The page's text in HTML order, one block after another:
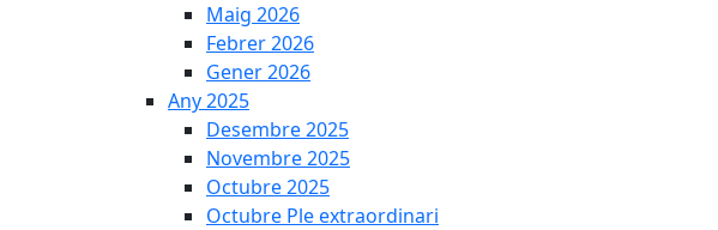
Maig 2026
Febrer 2026
Gener 2026
Any 2025
Desembre 2025
Novembre 2025
Octubre 2025
Octubre Ple extraordinari